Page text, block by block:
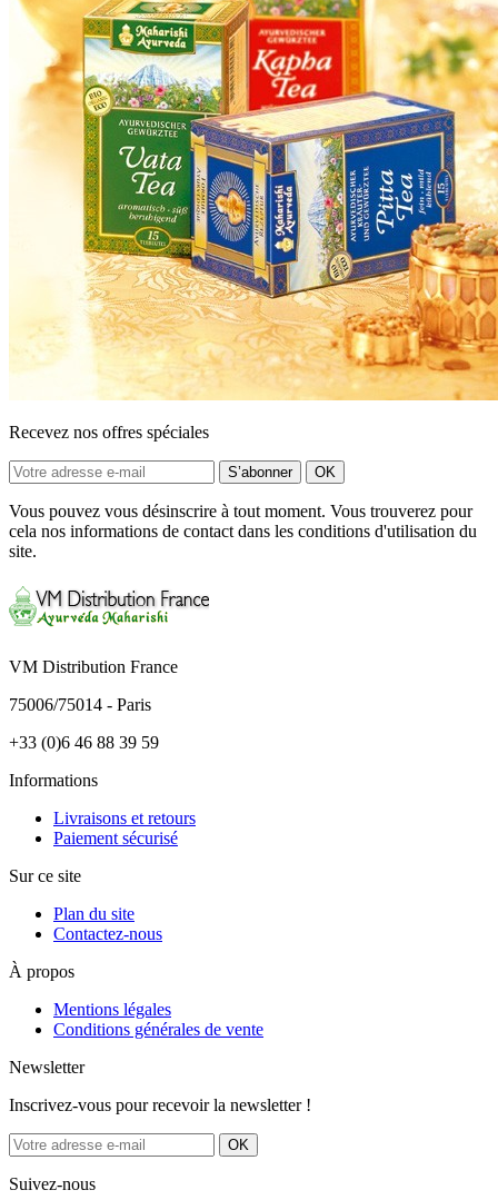
Recevez nos offres spéciales
Vous pouvez vous désinscrire à tout moment. Vous trouverez pour
cela nos informations de contact dans les conditions d'utilisation du
site.
VM Distribution France
75006/75014 - Paris
+33 (0)6 46 88 39 59
Informations
Livraisons et retours
Paiement sécurisé
Sur ce site
Plan du site
Contactez-nous
À propos
Mentions légales
Conditions générales de vente
Newsletter
Inscrivez-vous pour recevoir la newsletter !
Suivez-nous